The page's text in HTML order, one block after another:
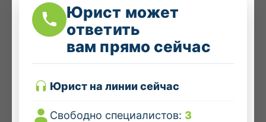
Юрист может
ответить
вам прямо сейчас
Юрист на линии сейчас
Свободно специалистов: 3